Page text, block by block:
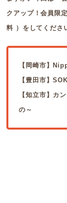
クアップ！会員限
料 ）をしてくださ
【岡崎市】
【豊田市】
【知立市】カ
の～